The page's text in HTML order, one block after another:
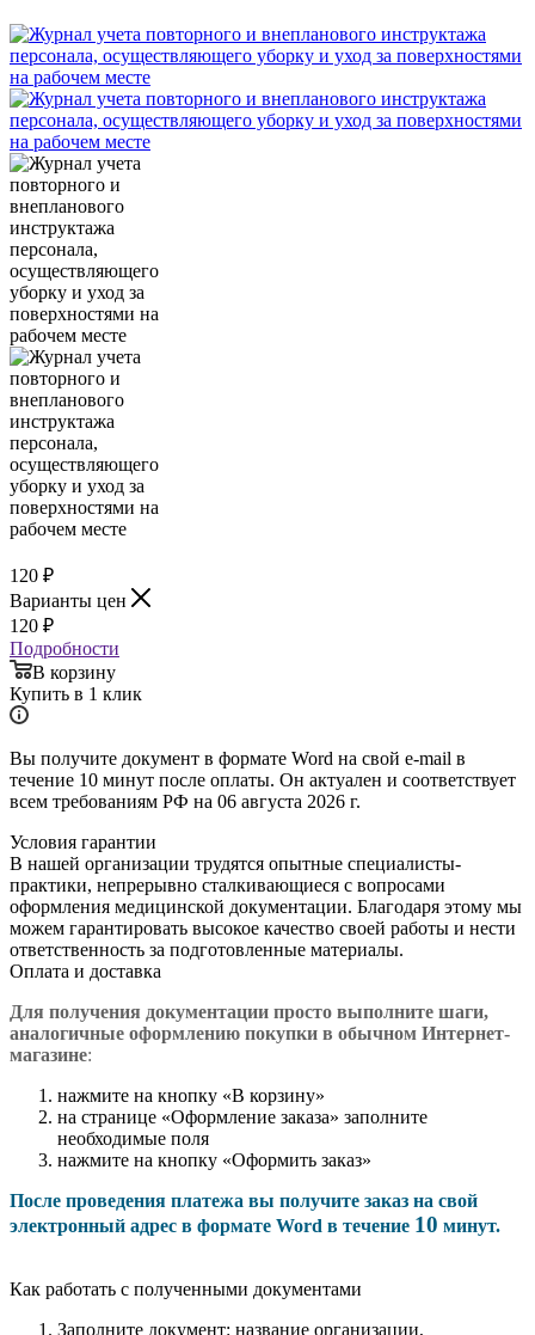
120 ₽
Варианты цен
120 ₽
Подробности
В корзину
Купить в 1 клик
Вы получите документ в формате Word на свой e-mail в
течение 10 минут после оплаты. Он актуален и соответствует
всем требованиям РФ на 06 августа 2026 г.
Условия гарантии
В нашей организации трудятся опытные специалисты-
практики, непрерывно сталкивающиеся с вопросами
оформления медицинской документации. Благодаря этому мы
можем гарантировать высокое качество своей работы и нести
ответственность за подготовленные материалы.
Оплата и доставка
Для получения документации просто выполните шаги,
аналогичные оформлению покупки в обычном Интернет-
магазине:
нажмите на кнопку «В корзину»
на странице «Оформление заказа» заполните
необходимые поля
нажмите на кнопку «Оформить заказ»
После проведения платежа вы получите заказ на свой
электронный адрес в формате Word в течение 10 минут.
Как работать с полученными документами
Заполните документ: название организации,